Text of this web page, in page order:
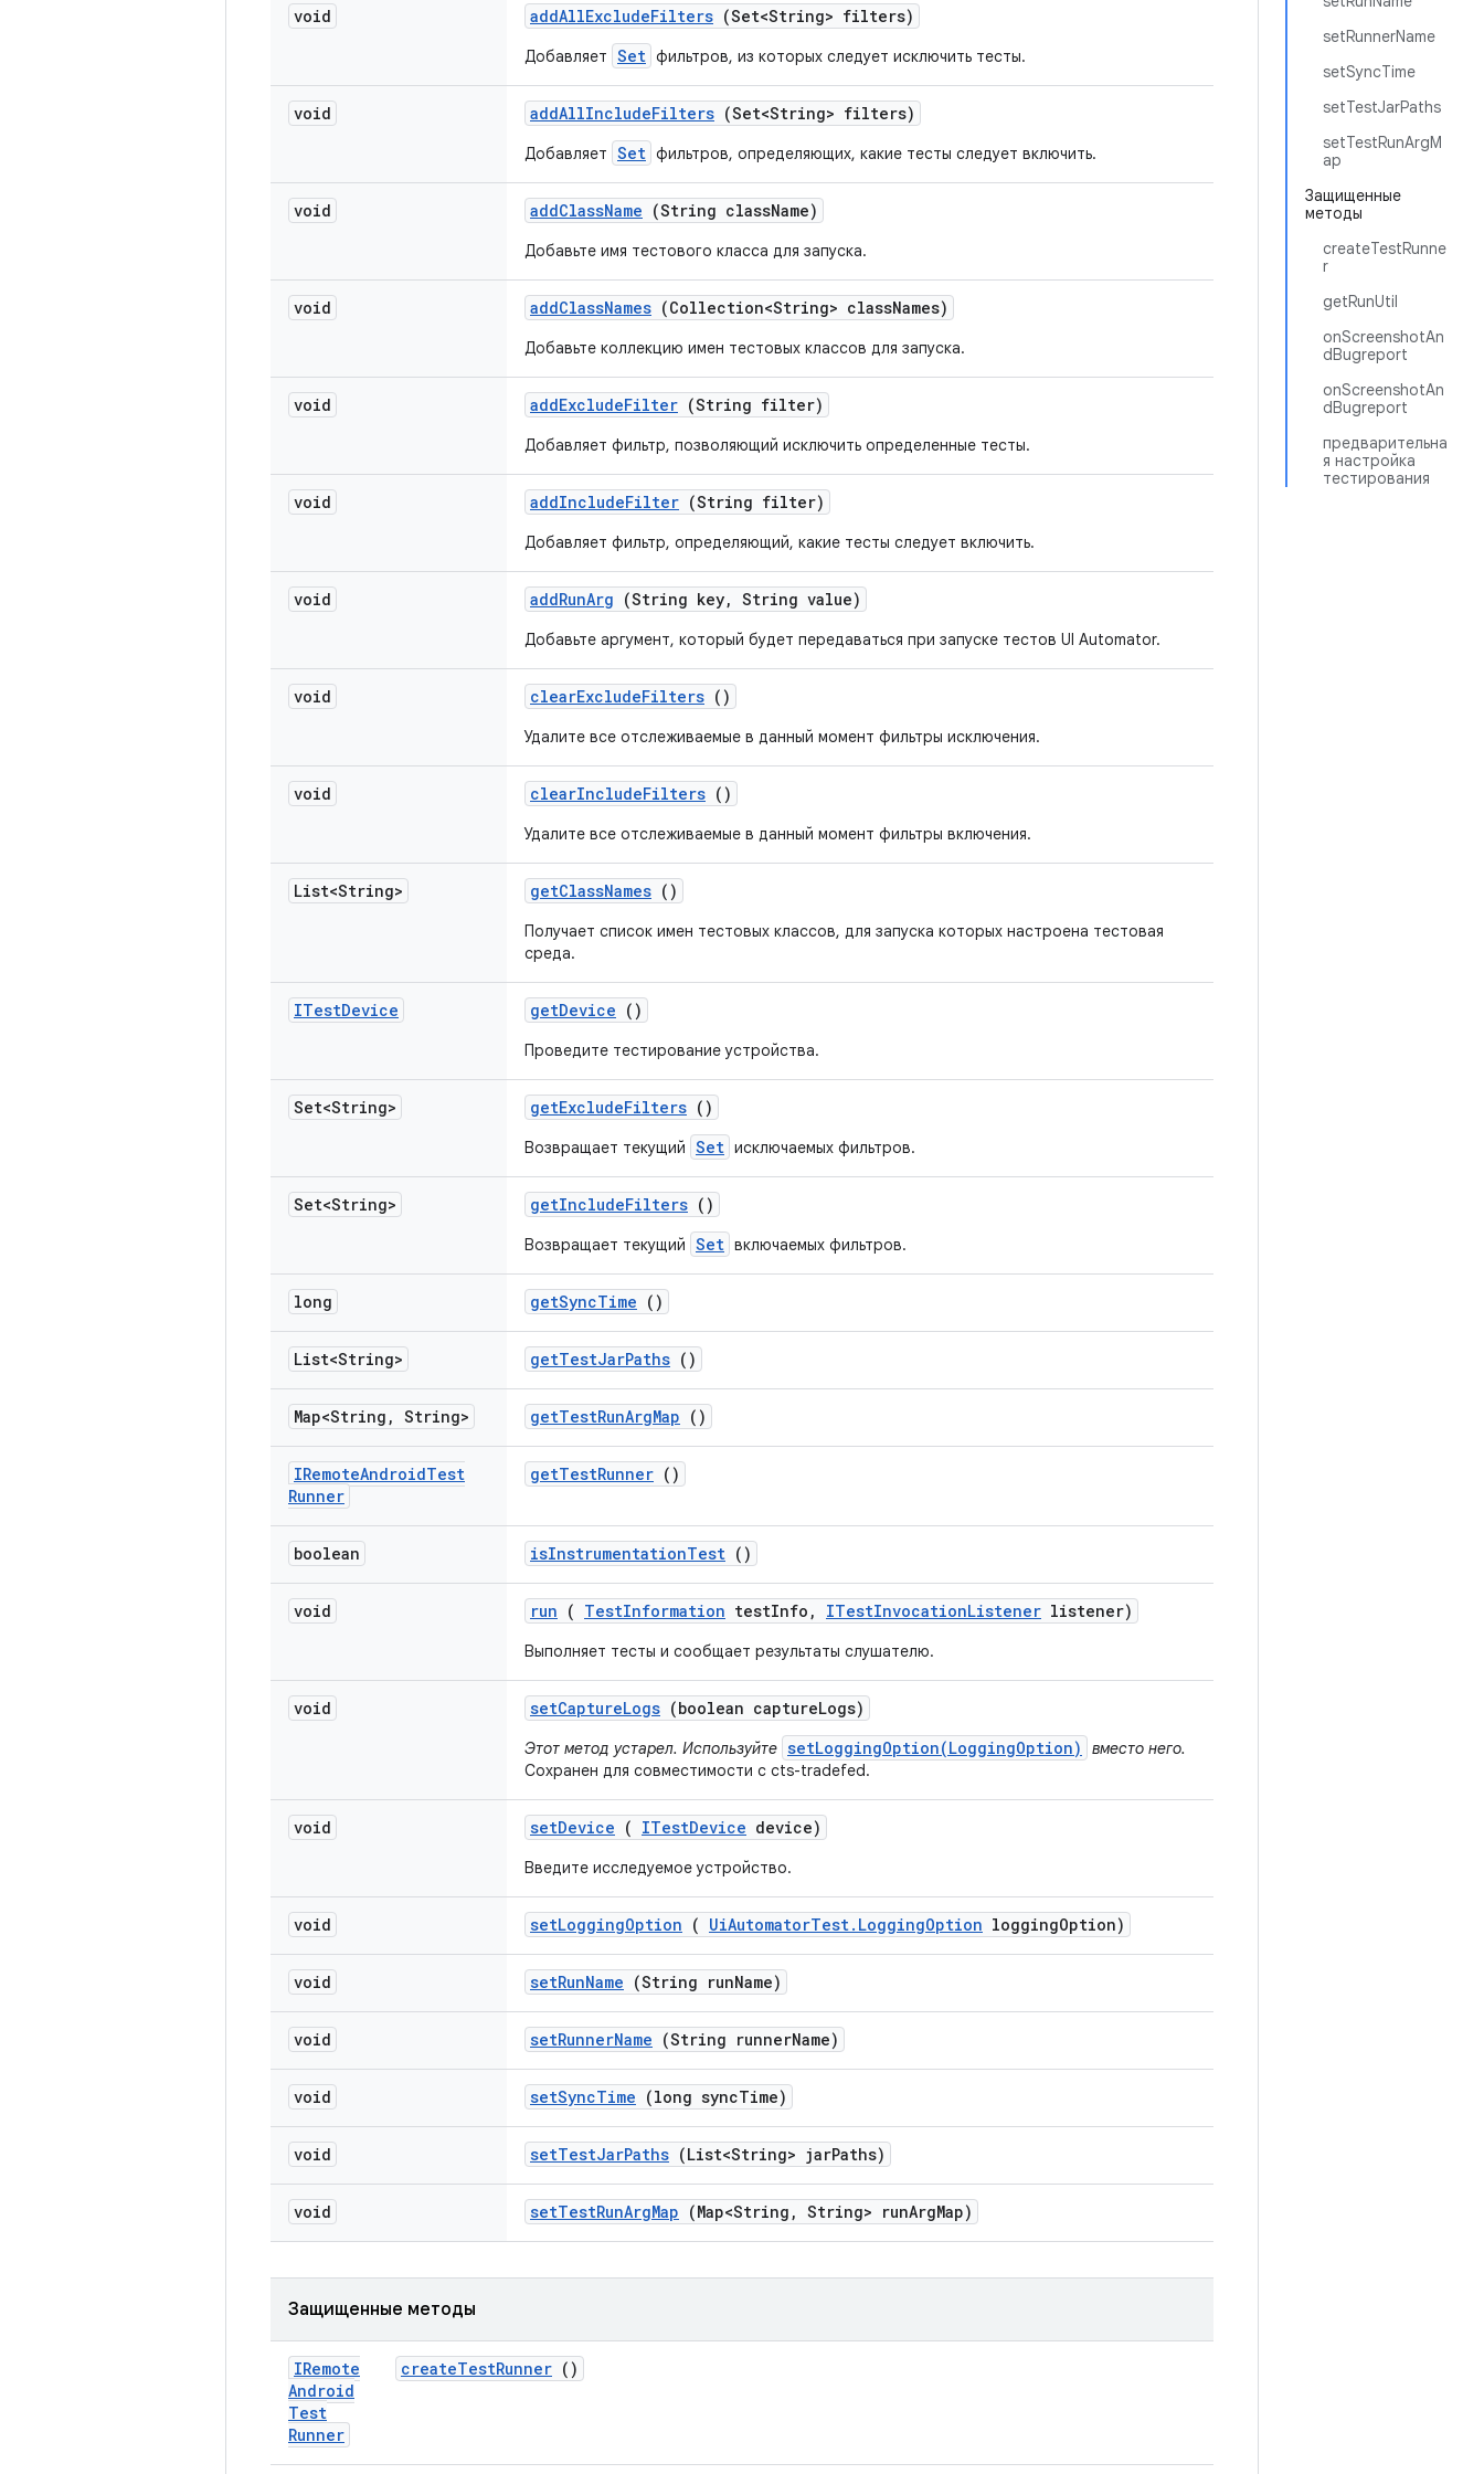
setRunnerName
setSyncTime
setTestJarPaths
setTestRunArgM
ap
Защищенные
методы
createTestRunne
r
getRunUtil
onScreenshotAn
dBugreport
onScreenshotAn
dBugreport
предварительна
я настройка
тестирования
void addAllExcludeFilters (Set<String> filters)
Добавляет Set фильтров, из которых следует исключить тесты.
void addAllIncludeFilters (Set<String> filters)
Добавляет Set фильтров, определяющих, какие тесты следует включить.
void addClassName (String className)
Добавьте имя тестового класса для запуска.
void addClassNames (Collection<String> classNames)
Добавьте коллекцию имен тестовых классов для запуска.
void addExcludeFilter (String filter)
Добавляет фильтр, позволяющий исключить определенные тесты.
void addIncludeFilter (String filter)
Добавляет фильтр, определяющий, какие тесты следует включить.
void addRunArg (String key, String value)
Добавьте аргумент, который будет передаваться при запуске тестов UI Automator.
void clearExcludeFilters ()
Удалите все отслеживаемые в данный момент фильтры исключения.
void clearIncludeFilters ()
Удалите все отслеживаемые в данный момент фильтры включения.
List<String> getClassNames ()
Получает список имен тестовых классов, для запуска которых настроена тестовая
среда.
ITestDevice getDevice ()
Проведите тестирование устройства.
Set<String> getExcludeFilters ()
Возвращает текущий Set исключаемых фильтров.
Set<String> getIncludeFilters ()
Возвращает текущий Set включаемых фильтров.
long getSyncTime ()
List<String> getTestJarPaths ()
Map<String , String> getTestRunArgMap ()
IRemoteAndroidTest
Runner
getTestRunner ()
boolean isInstrumentationTest ()
void run ( TestInformation testInfo , ITestInvocationListener listener)
Выполняет тесты и сообщает результаты слушателю.
void setCaptureLogs (boolean captureLogs)
Этот метод устарел. Используйте setLoggingOption(LoggingOption)
вместо него.
Сохранен для совместимости с cts-tradefed.
void setDevice ( ITestDevice device)
Введите исследуемое устройство.
void setLoggingOption ( UiAutomatorTest. LoggingOption loggingOption)
void setRunName (String runName)
void setRunnerName (String runnerName)
void setSyncTime (long syncTime)
void setTestJarPaths (List<String> jarPaths)
void setTestRunArgMap (Map<String , String> runArgMap)
Защищенные методы
IRemote
Android
Test
Runner
createTestRunner ()